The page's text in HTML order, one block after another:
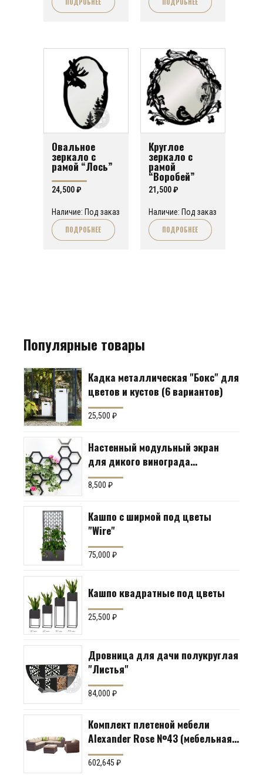
Овальное
зеркало с
рамой “Лось”
24,500₽
Наличие: Под заказ
ПОДРОБНЕЕ
Круглое
зеркало с
рамой
“Воробей”
21,500₽
Наличие: Под заказ
ПОДРОБНЕЕ
Популярные товары
Кадка металлическая "Бокс" для
цветов и кустов (6 вариантов)
25,500₽
Настенный модульный экран
для дикого винограда
"Коллекция Соты"
8,500₽
Кашпо с ширмой под цветы
"Wire"
75,000₽
Кашпо квадратные под цветы
25,500₽
Дровница для дачи полукруглая
"Листья"
84,000₽
Комплект плетеной мебели
Alexander Rose №43 (мебельная
группа для гостиной или
террасы)
602,645₽